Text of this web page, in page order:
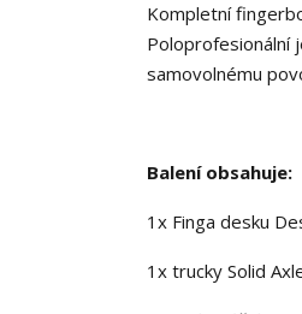
Kompletní
Poloprofesionální
samovolnému
Balení obsahuje:
1x Finga desku
1x trucky Solid